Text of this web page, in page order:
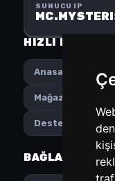
SUNUCU IP
HIZLI MENÜ
Anasayfa
Mağaza
Destek
BAĞLANTILAR